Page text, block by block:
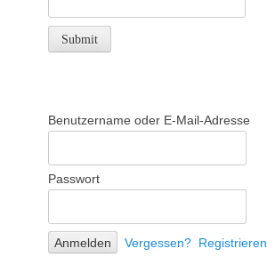
Benutzername oder E-Mail-Adresse
Passwort
Vergessen? Registrieren